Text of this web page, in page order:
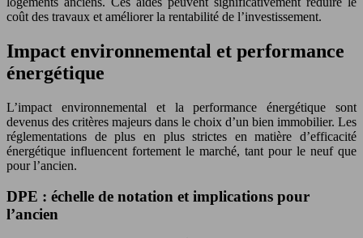
coût des travaux et améliorer la rentabilité de l’investissement.
Impact environnemental et performance
énergétique
L’impact environnemental et la performance énergétique sont
devenus des critères majeurs dans le choix d’un bien immobilier. Les
réglementations de plus en plus strictes en matière d’efficacité
énergétique influencent fortement le marché, tant pour le neuf que
pour l’ancien.
DPE : échelle de notation et implications pour
l’ancien